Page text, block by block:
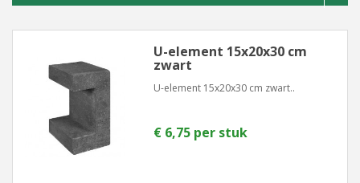
U-element 15x20x30 cm
zwart
U-element 15x20x30 cm zwart..
€ 6,75 per stuk